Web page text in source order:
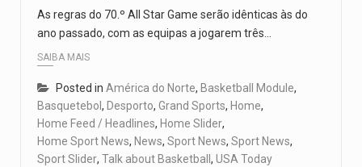
As regras do 70.º All Star Game serão idênticas às do
ano passado, com as equipas a jogarem três…
SAIBA MAIS
Posted in América do Norte, Basketball Module,
Basquetebol , Desporto, Grand Sports, Home,
Home Feed / Headlines, Home Slider,
Home Sport News, News, Sport News, Sport News,
Sport Slider, Talk about Basketball , USA Today